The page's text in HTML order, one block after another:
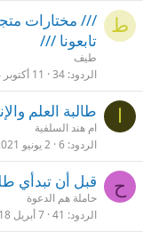
ط
/// مختارات
تابعونا ///
طيف
الردود 34 11 أكتوبر 2014
ا طالبة العلم
ام هند السلفية
الردود 6 2 يونيو 2021
ح قبل أن تبدأي
حاملة هم الدعوة
الردود 41 7 أبريل 2018